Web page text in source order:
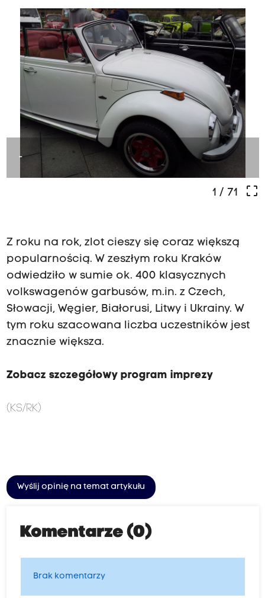
-
crop_free
1 / 71
Z roku na rok, zlot cieszy się coraz większą
popularnością. W zeszłym roku Kraków
odwiedziło w sumie ok. 400 klasycznych
volkswagenów garbusów, m.in. z Czech,
Słowacji, Węgier, Białorusi, Litwy i Ukrainy. W
tym roku szacowana liczba uczestników jest
znacznie większa.
Zobacz szczegółowy program imprezy
(KS/RK)
Wyślij opinię na temat artykułu
Komentarze (0)
Brak komentarzy